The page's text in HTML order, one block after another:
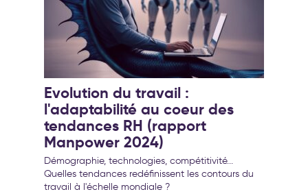
Evolution du travail :
l'adaptabilité au coeur des
tendances RH (rapport
Manpower 2024)
Démographie, technologies, compétitivité...
Quelles tendances redéfinissent les contours du
travail à l'échelle mondiale ?